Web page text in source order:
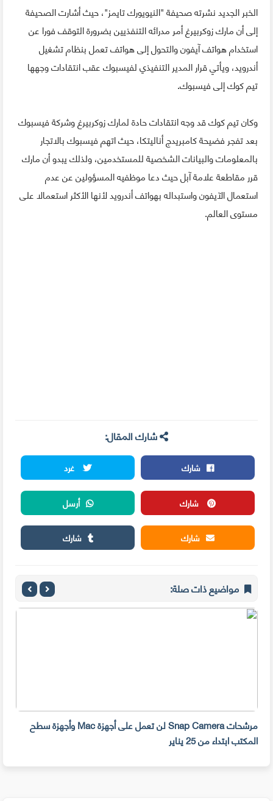
الخبر الجديد نشرته صحيفة "النيويورك تايمز"، حيث أشارت الصحيفة
إلى أن مارك زوكربيرغ أمر مدرائه التنفذيين بضرورة التوقف فورا عن
استخدام هواتف آيفون والتحول إلى هواتف تعمل بنظام تشغيل
أندرويد، ويأتي قرار المدير التنفيذي لفيسبوك عقب انتقادات وجهها
تيم كوك إلى فيسبوك.
وكان تيم كوك قد وجه انتقادات حادة لمارك زوكربيرغ وشركة فيسبوك
بعد تفجر فضيحة كامبريدج أناليتكا، حيث اتهم فيسبوك بالاتجار
بالمعلومات والبيانات الشخصية للمستخدمين، ولذلك يبدو أن مارك
قرر مقاطعة علامة آبل حيث دعا موظفيه المسؤولين عن عدم
استعمال الآيفون واستبداله بهواتف أندرويد لأنها الأكثر استعمالا على
مستوى العالم.
شارك المقال:
شارك
غرد
شارك
أرسل
شارك
شارك
مواضيع ذات صلة:
مرشحات Snap Camera لن تعمل على أجهزة Mac وأجهزة سطح
المكتب ابتداء من 25 يناير